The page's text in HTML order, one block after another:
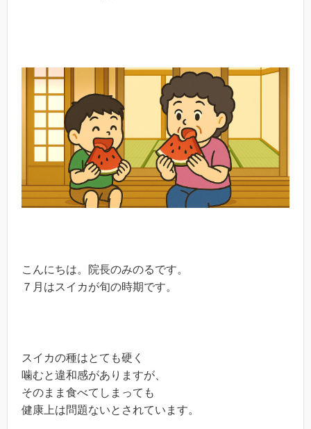
こんにちは。院長のみのるです。
７月はスイカが旬の時期です。
スイカの種はとても硬く
噛むと違和感がありますが、
そのまま食べてしまっても
健康上は問題ないとされています。